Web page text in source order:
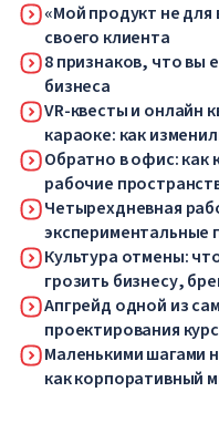
«Мой продукт не для
своего клиента
8 признаков, что вы
бизнеса
VR-квесты и онлайн
караоке: как
понравится вашим
Обратно в офис: как
рабочие
Четырехдневная
экспериментальные
выгорели
Культура отмены:
грозить бизнесу,
Апгрейд одной из
проектирования
искусственный
Маленькими шагами
как корпоративный